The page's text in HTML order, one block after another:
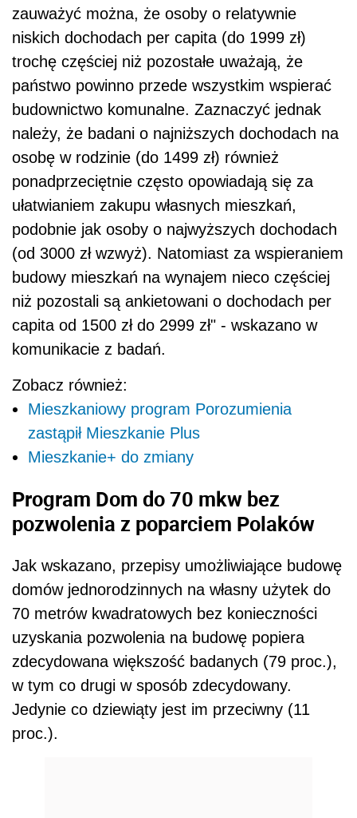
zauważyć można, że osoby o relatywnie
niskich dochodach per capita (do 1999 zł)
trochę częściej niż pozostałe uważają, że
państwo powinno przede wszystkim wspierać
budownictwo komunalne. Zaznaczyć jednak
należy, że badani o najniższych dochodach na
osobę w rodzinie (do 1499 zł) również
ponadprzeciętnie często opowiadają się za
ułatwianiem zakupu własnych mieszkań,
podobnie jak osoby o najwyższych dochodach
(od 3000 zł wzwyż). Natomiast za wspieraniem
budowy mieszkań na wynajem nieco częściej
niż pozostali są ankietowani o dochodach per
capita od 1500 zł do 2999 zł" - wskazano w
komunikacie z badań.
Zobacz również:
Mieszkaniowy program Porozumienia
zastąpił Mieszkanie Plus
Mieszkanie+ do zmiany
Program Dom do 70 mkw bez
pozwolenia z poparciem Polaków
Jak wskazano, przepisy umożliwiające budowę
domów jednorodzinnych na własny użytek do
70 metrów kwadratowych bez konieczności
uzyskania pozwolenia na budowę popiera
zdecydowana większość badanych (79 proc.),
w tym co drugi w sposób zdecydowany.
Jedynie co dziewiąty jest im przeciwny (11
proc.).